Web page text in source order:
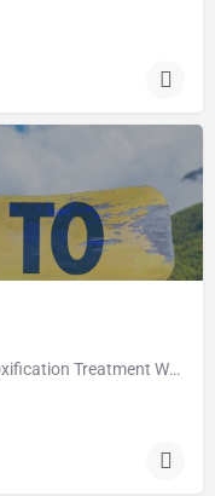
Counseling | Rehabilitation Centre | Detoxification Treatment Welcome Nasha Mukti Kendra Aligarh Nasha…